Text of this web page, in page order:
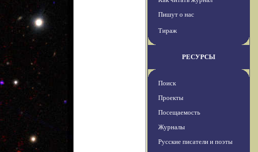
Пишут о нас
Тираж
РЕСУРСЫ
Поиск
Проекты
Посещаемость
Журналы
Русские писатели и поэты